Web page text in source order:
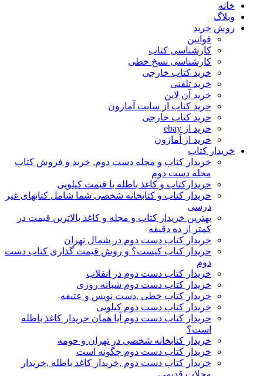
خانه
وبلاگ
روش خرید
قوانین
کارشناسی کتاب
کارشناسی نسخ خطی
خرید کتاب خارجی
خرید تلفنی
خرید آن لاین
خرید کتاب از سایت آمازون
خرید کتاب خارجی
خرید از ebay
خرید از آمازون
خریدار کتاب
خریدار کتاب و مجله دست دوم, خرید و فروش کتاب
مجله دست دوم
خریدارکتاب و کاغذ باطله با قیمت کیلویی
خریدار کتاب و کتابخانه شخصی شما شامل کتابهای غیر
درسی
بهترین خریدار کتاب و مجله و کاغذ بالاترین قیمت در
کمتر از ده دقیقه
خریدار کتاب دست دوم در شمال تهران
خریدار کتاب کیست؟ و روش قیمت گذاری کتاب دست
دوم
خریدار کتاب دست دوم در انقلاب
خریدار کتاب دست دوم شبانه روزی
خریدار کتاب خطی ,دست نویس و عتیقه
خریدار کتاب دست دوم کیلویی
خریدار کتاب دست دوم آیا همان خریدار کاغذ باطله
است؟
خریدار کتابخانه شخصی در تهران و حومه
خریدار کتاب دست دوم چگونه است
خریدار کتاب دست دوم ,خریدار کاغذ باطله ,خریدار